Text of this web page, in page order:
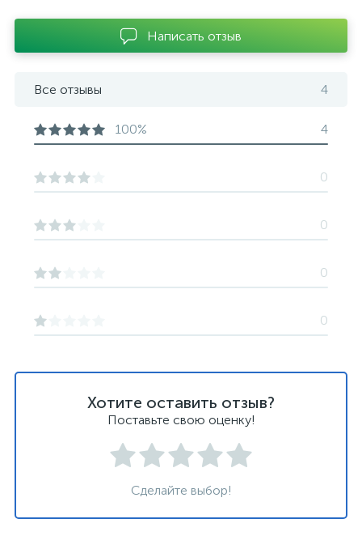
Хотите оставить отзыв?
Поставьте свою оценку!
Сделайте выбор!
Написать отзыв
Все отзывы 4
100% 4
0
0
0
0